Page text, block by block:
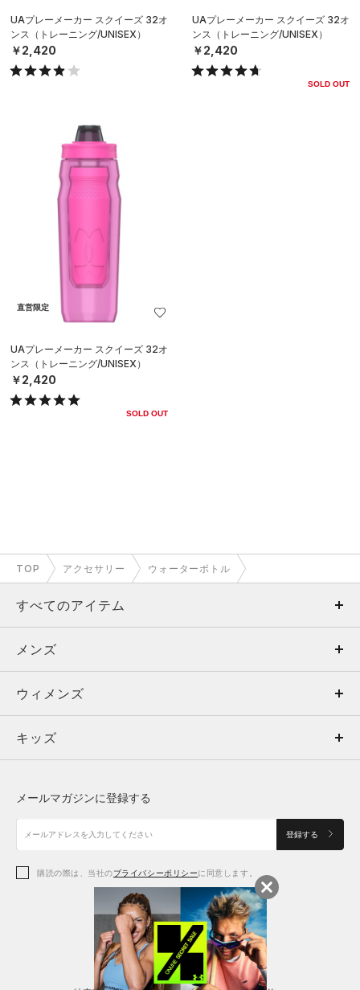
UAプレーメーカー スクイーズ 32オ
ンス（トレーニング/UNISEX）
￥2,420
UAプレーメーカー スクイーズ 32オ
ンス（トレーニング/UNISEX）
￥2,420
SOLD OUT
直営限定
UAプレーメーカー スクイーズ 32オ
ンス（トレーニング/UNISEX）
￥2,420
SOLD OUT
TOP アクセサリー ウォーターボトル
すべてのアイテム
メンズ
ウィメンズ
キッズ
アクセサリー
メンズ
トップス
ボトムス
アクセサリー
ウィメンズ
トップス
シューズ
アクセサリー
レギンス＆タイツ
キッズ
シューズ
メールマガジンに登録する
登録する
購読の際は、当社のプライバシーポリシーに同意します。